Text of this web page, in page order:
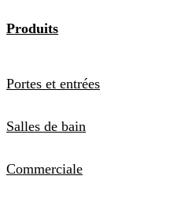
Produits
Portes et entrées
Salles de bain
Commerciale